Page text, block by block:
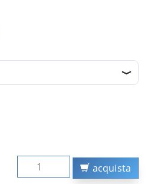
acquista